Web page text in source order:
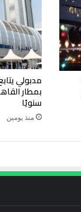
مدبولي
سنويًا
منذ يومين